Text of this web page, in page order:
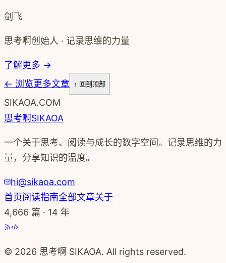
剑飞
思考啊创始人 · 记录思维的力量
了解更多 →
← 浏览更多文章 ↑ 回到顶部
SIKAOA.COM
思考啊SIKAOA
一个关于思考、阅读与成长的数字空间。记录思维的力
量，分享知识的温度。
hi@sikaoa.com
首页阅读指南全部文章关于
4,666 篇 · 14 年
© 2026 思考啊 SIKAOA. All rights reserved.